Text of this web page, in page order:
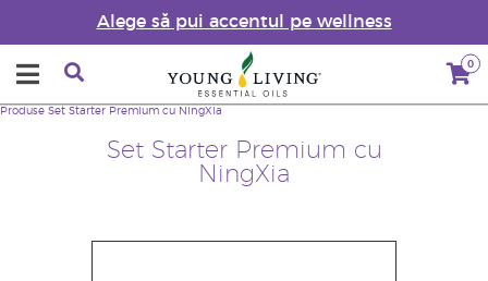
Alege să pui accentul pe wellness
0
Set Starter Premium cu
NingXia
Produse Set Starter Premium cu NingXia